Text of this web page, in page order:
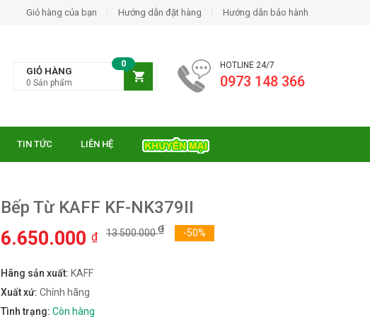
Giỏ hàng của bạn Hướng dẫn đặt hàng Hướng dẫn bảo hành
HOTLINE 24/7
0973 148 366
GIỎ HÀNG
0
0 Sản phẩm
TIN TỨC LIÊN HỆ
Bếp Từ KAFF KF-NK379II
6.650.000 ₫ 13.500.000₫ -50%
Hãng sản xuất: KAFF
Xuất xứ: Chính hãng
Tình trạng: Còn hàng